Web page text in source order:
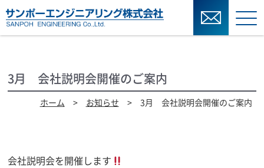
3月 会社説明会開催のご案内
ホーム > お知らせ > 3月 会社説明会開催のご案内
会社説明会を開催します